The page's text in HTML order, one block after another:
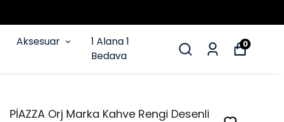
Aksesuar
1 Alana 1
Bedava
0
PİAZZA Orj Marka Kahve Rengi Desenli